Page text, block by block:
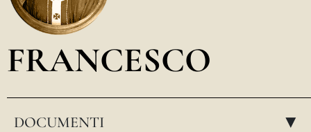
العربيّة
FRANCESCO
DOCUMENTI ▸